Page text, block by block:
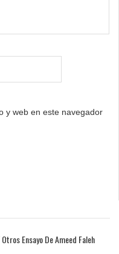
y web en este navegador
Ensayo De Ameed Faleh